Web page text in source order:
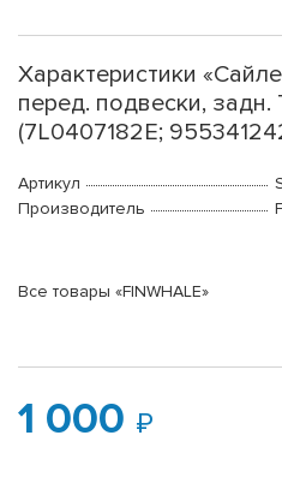
Характеристики
перед. подвески, задн.
(7L0407182E;
Артикул
Производитель
Все товары «FINWHALE»
1 000